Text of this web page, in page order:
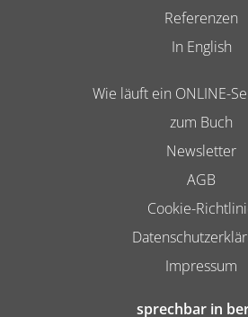
Referenzen
In English
Wie läuft ein ONLINE-
zum Buch
Newsletter
AGB
Cookie-
Impressum
sprechbar in